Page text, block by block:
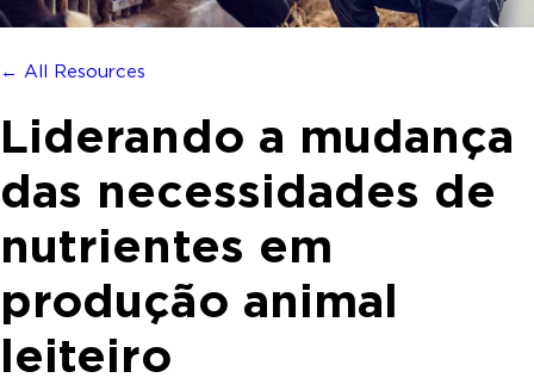
← All Resources
Liderando a mudança
das necessidades de
nutrientes em
produção animal
leiteiro